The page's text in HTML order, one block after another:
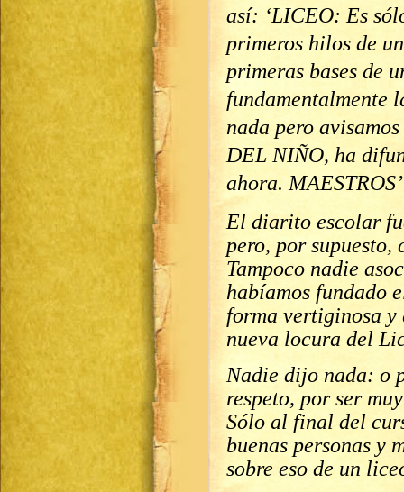
así: ‘LICEO: Es
primeros hilos de
primeras bases de
fundamentalmente
nada pero
DEL NIÑO, ha
ahora.
El diarito escolar
pero, por
Tampoco nadie
habíamos fundado
forma vertiginosa y
nueva locura del
Nadie dijo nada: o
respeto, por ser
Sólo al final del
buenas personas y
sobre eso de un